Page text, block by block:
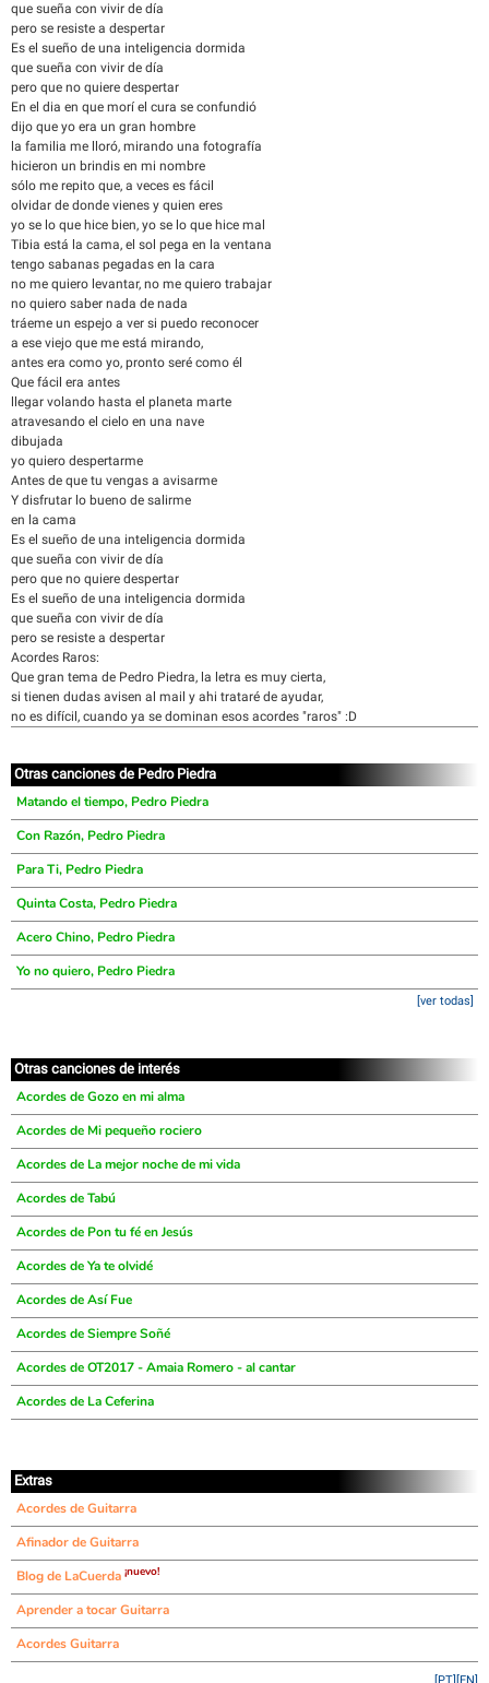
que sueña con vivir de día
pero se resiste a despertar
Es el sueño de una inteligencia dormida
que sueña con vivir de día
pero que no quiere despertar
En el dia en que morí el cura se confundió
dijo que yo era un gran hombre
la familia me lloró, mirando una fotografía
hicieron un brindis en mi nombre
sólo me repito que, a veces es fácil
olvidar de donde vienes y quien eres
yo se lo que hice bien, yo se lo que hice mal
Tibia está la cama, el sol pega en la ventana
tengo sabanas pegadas en la cara
no me quiero levantar, no me quiero trabajar
no quiero saber nada de nada
tráeme un espejo a ver si puedo reconocer
a ese viejo que me está mirando,
antes era como yo, pronto seré como él
Que fácil era antes
llegar volando hasta el planeta marte
atravesando el cielo en una nave
dibujada
yo quiero despertarme
Antes de que tu vengas a avisarme
Y disfrutar lo bueno de salirme
en la cama
Es el sueño de una inteligencia dormida
que sueña con vivir de día
pero que no quiere despertar
Es el sueño de una inteligencia dormida
que sueña con vivir de día
pero se resiste a despertar
Acordes Raros:
Que gran tema de Pedro Piedra, la letra es muy cierta,
si tienen dudas avisen al mail y ahi trataré de ayudar,
no es difícil, cuando ya se dominan esos acordes "raros" :D
Otras canciones de Pedro Piedra
Matando el tiempo, Pedro Piedra
Con Razón, Pedro Piedra
Para Ti, Pedro Piedra
Quinta Costa, Pedro Piedra
Acero Chino, Pedro Piedra
Yo no quiero, Pedro Piedra
[ver todas]
Otras canciones de interés
Acordes de Gozo en mi alma
Acordes de Mi pequeño rociero
Acordes de La mejor noche de mi vida
Acordes de Tabú
Acordes de Pon tu fé en Jesús
Acordes de Ya te olvidé
Acordes de Así Fue
Acordes de Siempre Soñé
Acordes de OT2017 - Amaia Romero - al cantar
Acordes de La Ceferina
Extras
Acordes de Guitarra
Afinador de Guitarra
Blog de LaCuerda ¡nuevo!
Aprender a tocar Guitarra
Acordes Guitarra